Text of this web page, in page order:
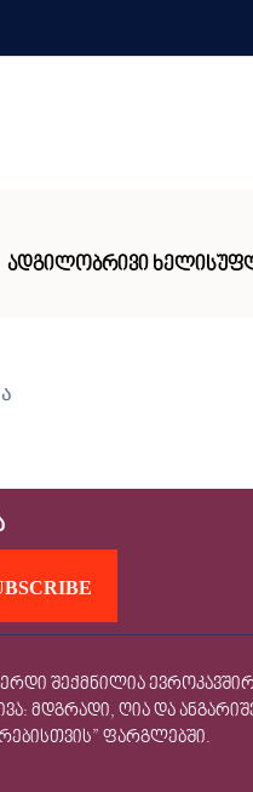
ᲐᲓᲒᲘᲚᲝᲑᲠᲘᲕᲘ
შექმნილია
მდგრადი, ღია და
ფარგლებში.